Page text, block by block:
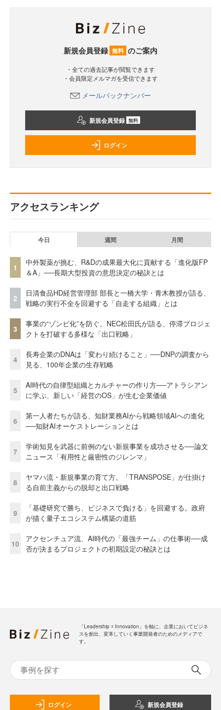
新規会員登録 無料 のご案内
・全ての過去記事が閲覧できます
・会員限定メルマガを受信できます
メールバックナンバー
新規会員登録 無料
ログイン
アクセスランキング
今日 週間 月間
1
中外製薬が挑む、R&Dの成果最大化に貢献する「進化版FP
＆A」──長期大型投資の意思決定の秘訣とは
2
日清食品HD経営管理部 部長と一橋大学・青木教授が語る、
戦略の実行不全を回避する「自走する組織」とは
3
事業の“ゾンビ化”を防ぐ。NEC松田氏が語る、停滞プロジェ
クトを打破する多様な「出口戦略」
4
長寿企業のDNAは「変わり続けること」──DNPの調査から
見る、100年企業の生存戦略
5
AI時代の自律型組織とカルチャーの作り方──アトラシアン
に学ぶ、新しい「経営のOS」が生む企業価値
6
第一人者たちが語る、知財業務AIから戦略領域AIへの進化
──知財AIオーケストレーションとは
7
学術知見を武器に前例のない新規事業を成功させる──論文
ニュース「有用性と厳密性のジレンマ」
8
ヤマハ流・新規事業の育て方。「TRANSPOSE」が仕掛け
る自前主義からの脱却と出口戦略
9
「基礎研究で勝ち、ビジネスで負ける」を回避する。政府
が描く量子エコシステム構築の道筋
10
アクセンチュア流、AI時代の「最強チーム」の仕事術──成
否が決まるプロジェクトの初期設定の秘訣とは
「Leadership ☓ Innovation」を軸に、企業においてビジネ
スを創出、変革していく事業開発者のためのメディアで
す。
ログイン 新規会員登録